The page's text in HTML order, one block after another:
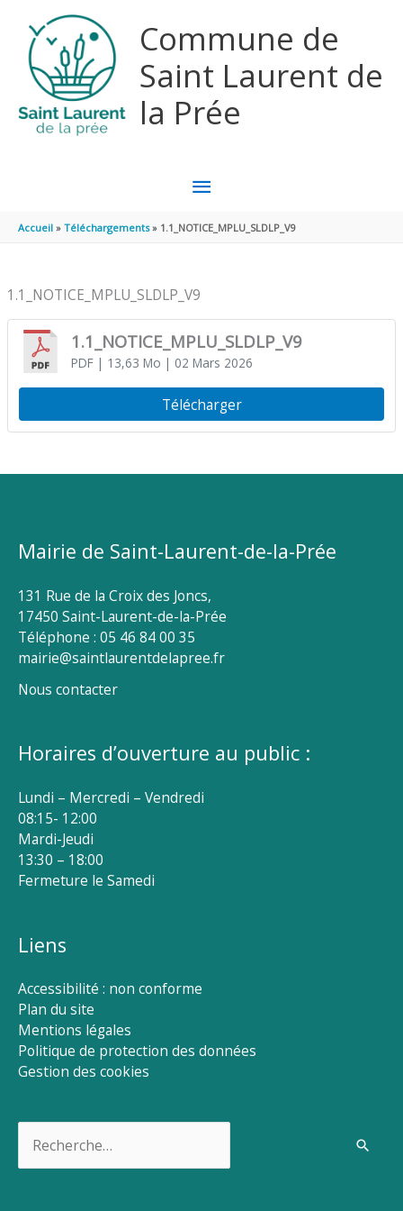
Commune de
Saint Laurent de
la Prée
MENU
PRINCIPAL
Accueil Téléchargements 1.1_NOTICE_MPLU_SLDLP_V9
1.1_NOTICE_MPLU_SLDLP_V9
1.1_NOTICE_MPLU_SLDLP_V9
PDF| 13,63 Mo | 02 Mars 2026
Télécharger
Mairie de Saint-Laurent-de-la-Prée
131 Rue de la Croix des Joncs,
17450 Saint-Laurent-de-la-Prée
Téléphone : 05 46 84 00 35
mairie@saintlaurentdelapree.fr
Nous contacter
Horaires d’ouverture au public :
Lundi – Mercredi – Vendredi
08:15- 12:00
Mardi-Jeudi
13:30 – 18:00
Fermeture le Samedi
Liens
Accessibilité : non conforme
Plan du site
Mentions légales
Politique de protection des données
Gestion des cookies